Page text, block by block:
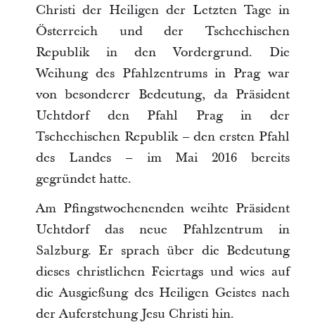
Christi der Heiligen der Letzten Tage in
Österreich und der Tschechischen
Republik in den Vordergrund. Die
Weihung des Pfahlzentrums in Prag war
von besonderer Bedeutung, da Präsident
Uchtdorf den Pfahl Prag in der
Tschechischen Republik – den ersten Pfahl
des Landes – im Mai 2016 bereits
gegründet hatte.
Am Pfingstwochenenden weihte Präsident
Uchtdorf das neue Pfahlzentrum in
Salzburg. Er sprach über die Bedeutung
dieses christlichen Feiertags und wies auf
die Ausgießung des Heiligen Geistes nach
der Auferstehung Jesu Christi hin.